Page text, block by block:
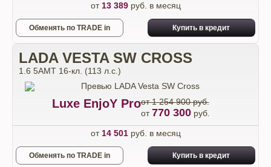
от 13 389руб. в месяц
Обменять по TRADE in Купить в кредит
LADA VESTA SW CROSS
1.6 5AMT 16-кл. (113 л.с.)
Luxe EnjoY Proот 1 254 900 руб.
от770 300руб.
от 14 501руб. в месяц
Обменять по TRADE in Купить в кредит